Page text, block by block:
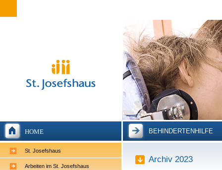
HOME
St. Josefshaus
Arbeiten im St. Josefshaus
BEHINDERTENHILFE
Archiv 2023